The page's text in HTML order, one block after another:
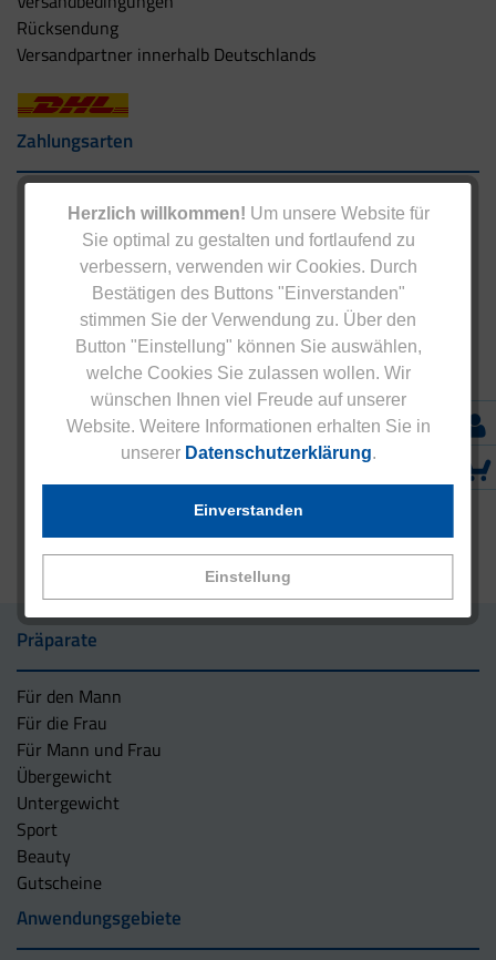
Herzlich willkommen! Um unsere Website für
Sie optimal zu gestalten und fortlaufend zu
verbessern, verwenden wir Cookies. Durch
Bestätigen des Buttons "Einverstanden"
stimmen Sie der Verwendung zu. Über den
Button "Einstellung" können Sie auswählen,
welche Cookies Sie zulassen wollen. Wir
wünschen Ihnen viel Freude auf unserer
Website. Weitere Informationen erhalten Sie in
unserer Datenschutzerklärung.
Einstellung
Einverstanden
Rücksendung
Versandpartner innerhalb Deutschlands
Zahlungsarten
Präparate
Für den Mann
Für die Frau
Für Mann und Frau
Übergewicht
Untergewicht
Sport
Beauty
Gutscheine
Anwendungsgebiete